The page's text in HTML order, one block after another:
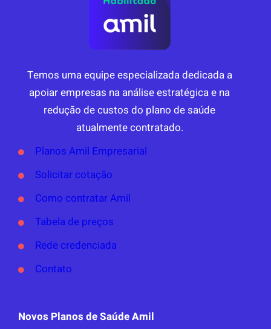
Temos uma equipe especializada dedicada a
apoiar empresas na análise estratégica e na
redução de custos do plano de saúde
atualmente contratado.
Planos Amil Empresarial
Solicitar cotação
Como contratar Amil
Tabela de preços
Rede credenciada
Contato
Novos Planos de Saúde Amil